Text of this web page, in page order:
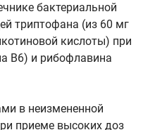
бактериальной
триптофана (из 60 мг
кислоты) при
В6) и рибофлавина
в неизмененной
приеме высоких доз